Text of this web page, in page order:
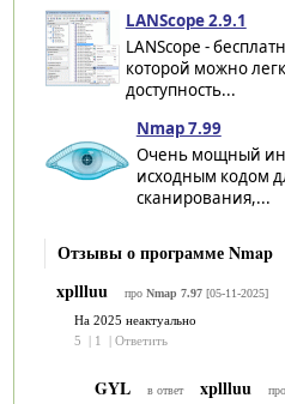
LANScope 2.9.1
LANScope -
которой можно
доступность...
Nmap 7.99
Очень мощный
исходным кодом
сканирования,...
Отзывы о программе Nmap
xpllluu
про Nmap 7.97[05-11-2025]
На 2025 неактуально
5
1 Ответить
GYL в ответ xpllluu про